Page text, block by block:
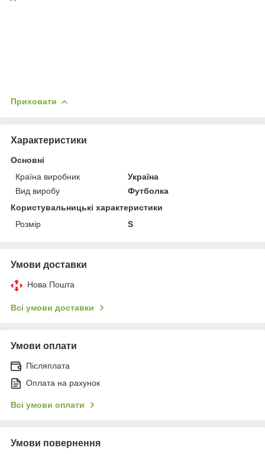
Приховати
Характеристики
Основні
Країна виробник
Україна
Вид виробу
Футболка
Користувальницькі характеристики
Розмір
S
Умови доставки
Нова Пошта
Всі умови доставки
Умови оплати
Післяплата
Оплата на рахунок
Всі умови оплати
Умови повернення